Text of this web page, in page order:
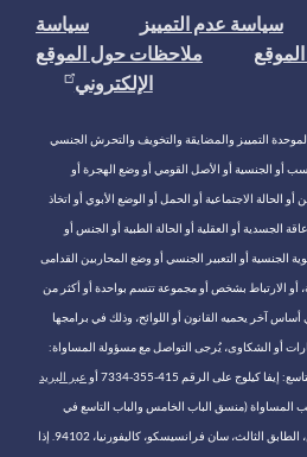
سياسة عدم التمييز
سياسة
ملاحظات حول الموقع
الإلكتروني
التمييز والمضايقة والتخويف والتحرش الجنسي
أو الجنسية أو الأصل القومي أو وضع الهجرة أو
أو الحالة الاجتماعية أو الحمل أو الوضع الأبوي أو اتخاذ
الجسدية أو العقلية أو الحالة الطبية أو الجنس أو
الجنسية أو التعبير الجنسي أو وضع المحاربين القدامى
أو الارتباط بشخص أو مجموعة تتسم بواحدة أو أكثر من
آخر يحميه القانون أو اللوائح، وذلك في برامجها
أو الشكاوى، يُرجى التواصل مع مسؤولة المساواة:
على الرقم 415-355-7334 أو عبر البريد
المساواة (منسق الباب الخامس والباب التاسع في
كاليفورنيا). العنوان: 555 شارع فرانكلين، الطابق الثالث، سان فرانسيسكو، كاليفورنيا، 94102. إذا